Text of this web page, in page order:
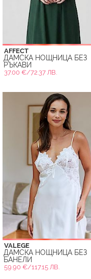
AFFECT
ДАМСКА НОЩНИЦА БЕЗ
РЪКАВИ
37.00 €/72.37 ЛВ.
VALEGE
ДАМСКА НОЩНИЦА БЕЗ
БАНЕЛИ
59.90 €/117.15 ЛВ.